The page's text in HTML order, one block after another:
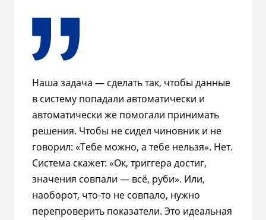
Наша задача — сделать так, чтобы данные
в систему попадали автоматически и
автоматически же помогали принимать
решения. Чтобы не сидел чиновник и не
говорил: «Тебе можно, а тебе нельзя». Нет.
Система скажет: «Ок, триггера достиг,
значения совпали — всё, руби». Или,
наоборот, что-то не совпало, нужно
перепроверить показатели. Это идеальная